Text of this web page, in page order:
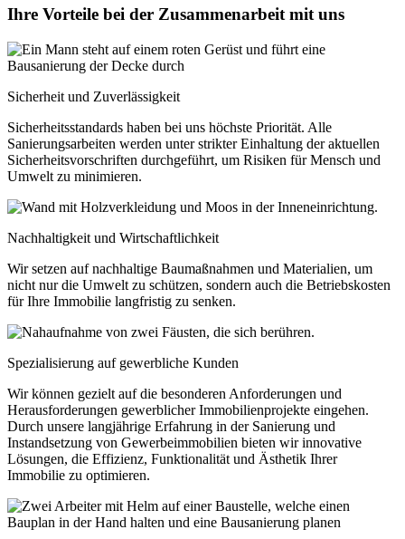
Ihre Vorteile bei der Zusammenarbeit mit uns
Sicherheit und Zuverlässigkeit
Sicherheitsstandards haben bei uns höchste Priorität. Alle
Sanierungsarbeiten werden unter strikter Einhaltung der aktuellen
Sicherheitsvorschriften durchgeführt, um Risiken für Mensch und
Umwelt zu minimieren.
Nachhaltigkeit und Wirtschaftlichkeit
Wir setzen auf nachhaltige Baumaßnahmen und Materialien, um
nicht nur die Umwelt zu schützen, sondern auch die Betriebskosten
für Ihre Immobilie langfristig zu senken.
Spezialisierung auf gewerbliche Kunden
Wir können gezielt auf die besonderen Anforderungen und
Herausforderungen gewerblicher Immobilienprojekte eingehen.
Durch unsere langjährige Erfahrung in der Sanierung und
Instandsetzung von Gewerbeimmobilien bieten wir innovative
Lösungen, die Effizienz, Funktionalität und Ästhetik Ihrer
Immobilie zu optimieren.